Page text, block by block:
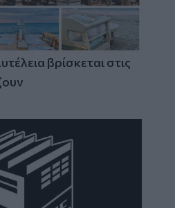
βρίσκεται στις